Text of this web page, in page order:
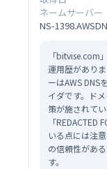
ネームサーバー
NS-
「bitvise.com
運用歴があり
ーはAWS DNS
イダです。ド
策が施されて
「REDACTED
いる点には注
の信頼性があ
す。